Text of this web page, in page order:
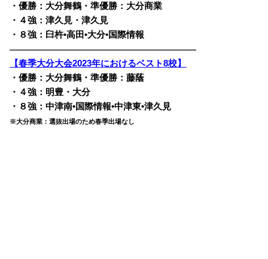
・優勝：大分舞鶴・準優勝：大分商業
・４強：津久見・津久見
・８強：臼杵•高田•大分•国際情報
————————————————————————
【春季大分大会2023年におけるベスト8校】
・優勝：大分舞鶴・準優勝：藤蔭
・４強：明豊・大分
・８強：中津南•国際情報•中津東•津久見
※大分商業：選抜出場のため春季出場なし